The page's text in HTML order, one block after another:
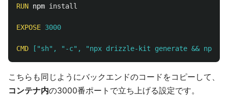
RUN npm install
EXPOSE 3000
CMD ["sh", "-c", "npx drizzle-kit generate && npx
こちらも同じようにバックエンドのコードをコピーして、
コンテナ内の3000番ポートで立ち上げる設定です。